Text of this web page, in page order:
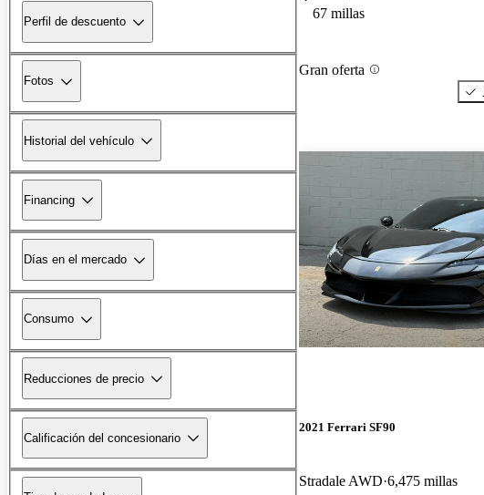
Perfil de descuento
Fotos
Historial del vehículo
Financing
Días en el mercado
Consumo
Reducciones de precio
Calificación del concesionario
67 millas
Gran oferta
2021 Ferrari SF90
Stradale AWD 6,475 millas